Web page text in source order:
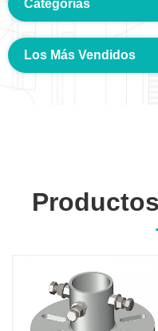
Categorías
Los Más Vendidos